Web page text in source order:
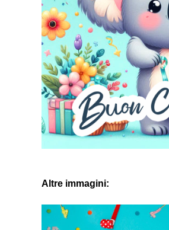
Altre immagini: